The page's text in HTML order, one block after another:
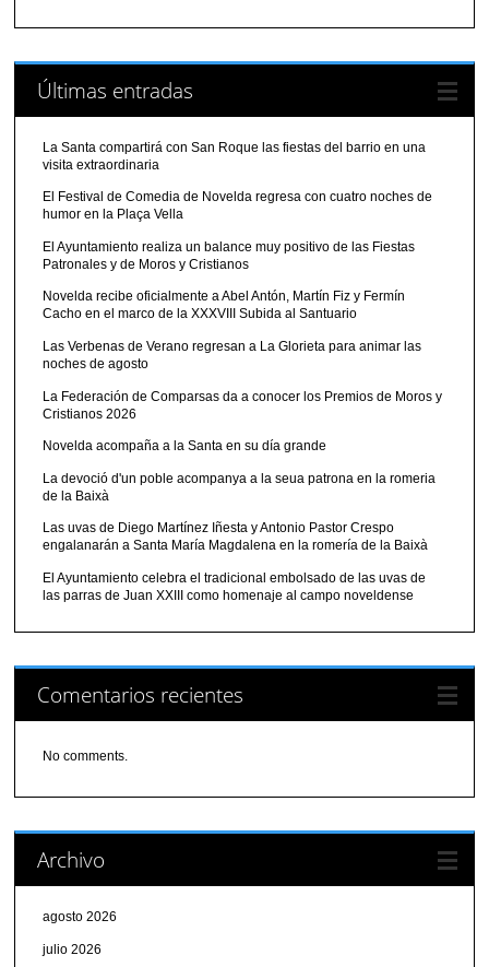
Últimas entradas
La Santa compartirá con San Roque las fiestas del barrio en una
visita extraordinaria
El Festival de Comedia de Novelda regresa con cuatro noches de
humor en la Plaça Vella
El Ayuntamiento realiza un balance muy positivo de las Fiestas
Patronales y de Moros y Cristianos
Novelda recibe oficialmente a Abel Antón, Martín Fiz y Fermín
Cacho en el marco de la XXXVIII Subida al Santuario
Las Verbenas de Verano regresan a La Glorieta para animar las
noches de agosto
La Federación de Comparsas da a conocer los Premios de Moros y
Cristianos 2026
Novelda acompaña a la Santa en su día grande
La devoció d'un poble acompanya a la seua patrona en la romeria
de la Baixà
Las uvas de Diego Martínez Iñesta y Antonio Pastor Crespo
engalanarán a Santa María Magdalena en la romería de la Baixà
El Ayuntamiento celebra el tradicional embolsado de las uvas de
las parras de Juan XXIII como homenaje al campo noveldense
Comentarios recientes
No comments.
Archivo
agosto 2026
julio 2026